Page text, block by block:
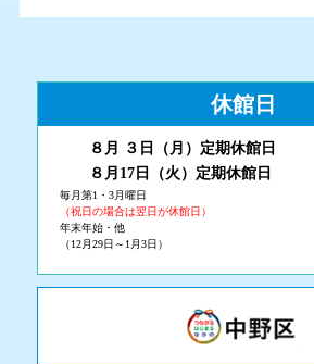
休館日
８月 ３ 日（月 ） 定期休館日
８月17日（火 ）定期休館日
毎月第1・3月曜日
（祝日の場合は翌日が休館日）
年末年始・他
（12月29日～1月3日）